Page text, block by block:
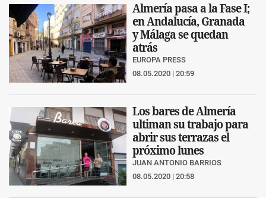
Almería pasa a la Fase I;
en Andalucía, Granada
y Málaga se quedan
atrás
EUROPA PRESS
08.05.2020 | 20:59
Los bares de Almería
ultiman su trabajo para
abrir sus terrazas el
próximo lunes
JUAN ANTONIO BARRIOS
08.05.2020 | 20:58